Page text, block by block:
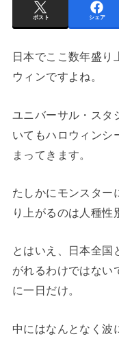
ポスト シェア
日本でここ数年盛り
ウィンですよね。
ユニバーサル・スタ
いてもハロウィンシ
まってきます。
たしかにモンスター
り上がるのは人種性
とはいえ、日本全国
がれるわけではない
に一日だけ。
中にはなんとなく波